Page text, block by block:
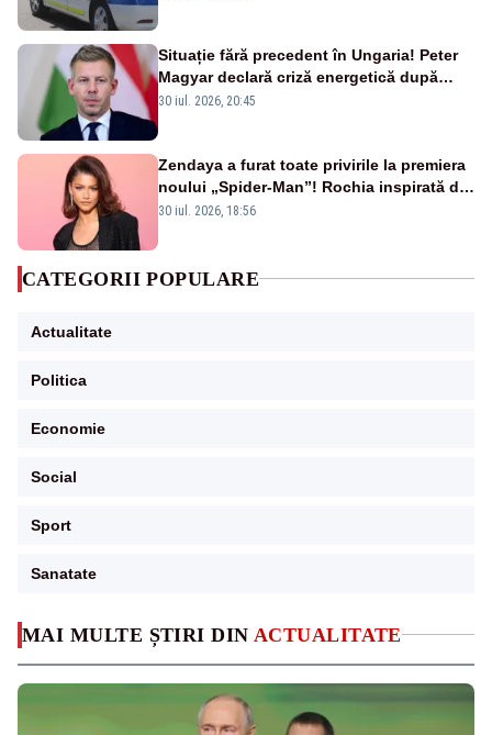
MAI MULTE ȘTIRI DIN ACTUALITATE
Situație fără precedent în Ungaria! Peter
Magyar declară criză energetică după
oprirea centralei de la Paks
30 iul. 2026, 20:45
Zendaya a furat toate privirile la premiera
noului „Spider-Man”! Rochia inspirată de
pânza de păianjen a făcut senzație
30 iul. 2026, 18:56
CATEGORII POPULARE
Actualitate
Politica
Economie
Social
Sport
Sanatate